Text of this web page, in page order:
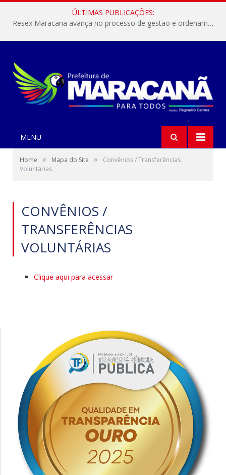
ÚLTIMAS PUBLICAÇÕES:
Resex Maracanã avança no processo de gestão e ordenamento do turismo em nossas áreas protegidas.
MENU
Home » Mapa do Site »
Convênios / Transferências
Voluntárias
CONVÊNIOS /
TRANSFERÊNCIAS
VOLUNTÁRIAS
Clique aqui para acessar